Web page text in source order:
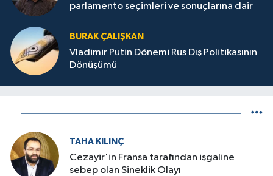
parlamento seçimleri ve sonuçlarına dair
BURAK ÇALIŞKAN
Vladimir Putin Dönemi Rus Dış Politikasının
Dönüşümü
TAHA KILINÇ
Cezayir'in Fransa tarafından işgaline
sebep olan Sineklik Olayı